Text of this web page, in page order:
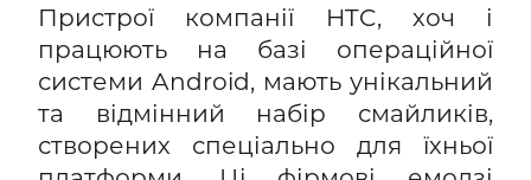
Пристрої компанії HTC, хоч і
працюють на базі операційної
системи Android, мають унікальний
та відмінний набір смайликів,
створених спеціально для їхньої